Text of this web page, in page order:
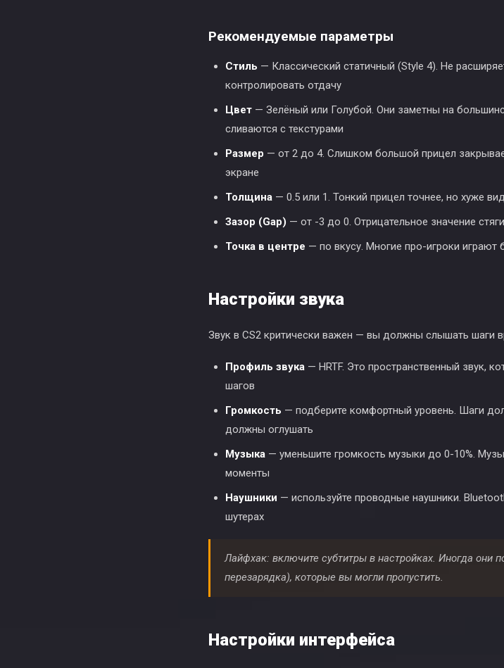
Рекомендуемые параметры
Стиль — Классический статичный (Style 4). Не
контролировать отдачу
Цвет — Зелёный или Голубой. Они заметны на
сливаются с текстурами
Размер — от 2 до 4. Слишком большой прицел
экране
Толщина — 0.5 или 1. Тонкий прицел точнее, но хуже
Зазор (Gap) — от -3 до 0. Отрицательное значение
Точка в центре — по вкусу. Многие про-игроки играют
Настройки звука
Звук в CS2 критически важен — вы должны слышать шаги
Профиль звука — HRTF. Это пространственный звук,
шагов
Громкость — подберите комфортный уровень. Шаги
должны оглушать
Музыка — уменьшите громкость музыки до 0-10%.
моменты
Наушники — используйте проводные наушники.
шутерах
Лайфхак: включите субтитры в настройках. Иногда они
перезарядка), которые вы могли пропустить.
Настройки интерфейса